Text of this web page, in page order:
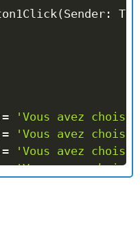
(Sender :
'Vous avez choisi
'Vous avez choisi
'Vous avez choisi
'Vous avez